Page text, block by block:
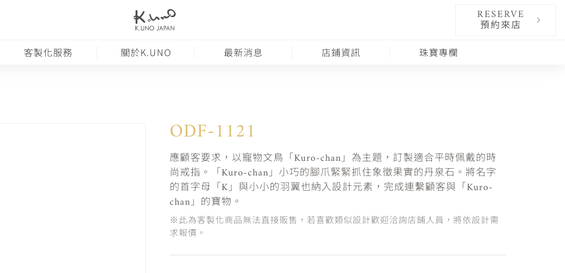
RESERVE
預約來店
客製化服務 關於K.UNO 最新消息 店鋪資訊 珠寶專欄
ODF-1121
應顧客要求，以寵物文鳥「Kuro-chan」為主題，訂製適合平時佩戴的時
尚戒指。「Kuro-chan」小巧的腳爪緊緊抓住象徵果實的丹泉石。將名字
的首字母「K」與小小的羽翼也納入設計元素，完成連繫顧客與「Kuro-
chan」的寶物。
※此為客製化商品無法直接販售，若喜歡類似設計歡迎洽詢店鋪人員，將依設計需
求報價。